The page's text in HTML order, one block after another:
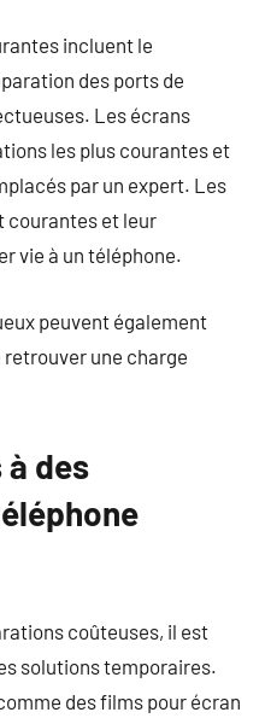
incluent le
des ports de
Les écrans
les plus courantes et
par un expert. Les
courantes et leur
vie à un téléphone.
peuvent également
une charge
des
coûteuses, il est
solutions temporaires.
des films pour écran